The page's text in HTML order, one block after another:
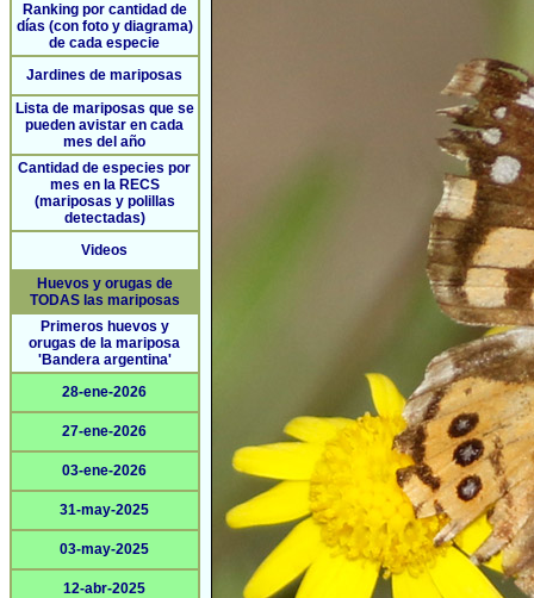
Ranking por cantidad de
días (con foto y diagrama)
de cada especie
Jardines de mariposas
Lista de mariposas que se
pueden avistar en cada
mes del año
Cantidad de especies por
mes en la RECS
(mariposas y polillas
detectadas)
Videos
Huevos y orugas de
TODAS las mariposas
Primeros huevos y
orugas de la mariposa
'Bandera argentina'
28-ene-2026
27-ene-2026
03-ene-2026
31-may-2025
03-may-2025
12-abr-2025